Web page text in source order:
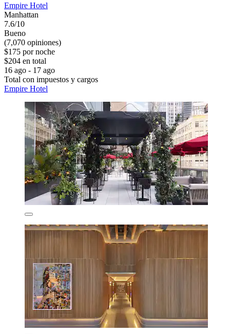
Empire Hotel
Manhattan
7.6/10
Bueno
(7,070 opiniones)
$175 por noche
$204 en total
16 ago - 17 ago
Total con impuestos y cargos
Empire Hotel